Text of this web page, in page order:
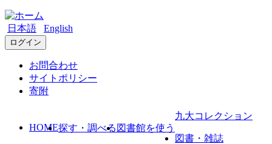
日本語 English
ログイン
お問合わせ
サイトポリシー
寄附
HOME探す・調べる 図書館を使う
九大コレクション
図書・雑誌